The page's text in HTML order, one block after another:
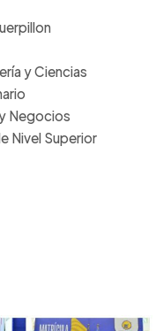
y Ciencias
Negocios
Nivel Superior